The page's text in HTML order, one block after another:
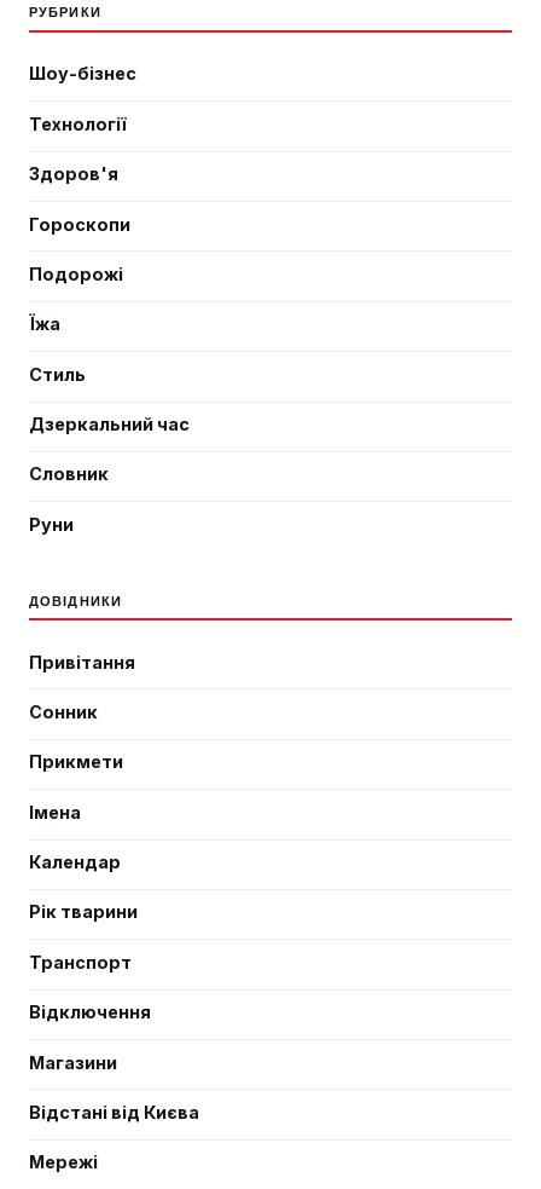
РУБРИКИ
Шоу-бізнес
Технології
Здоров'я
Гороскопи
Подорожі
Їжа
Стиль
Дзеркальний час
Словник
Руни
ДОВІДНИКИ
Привітання
Сонник
Прикмети
Імена
Календар
Рік тварини
Транспорт
Відключення
Магазини
Відстані від Києва
Мережі